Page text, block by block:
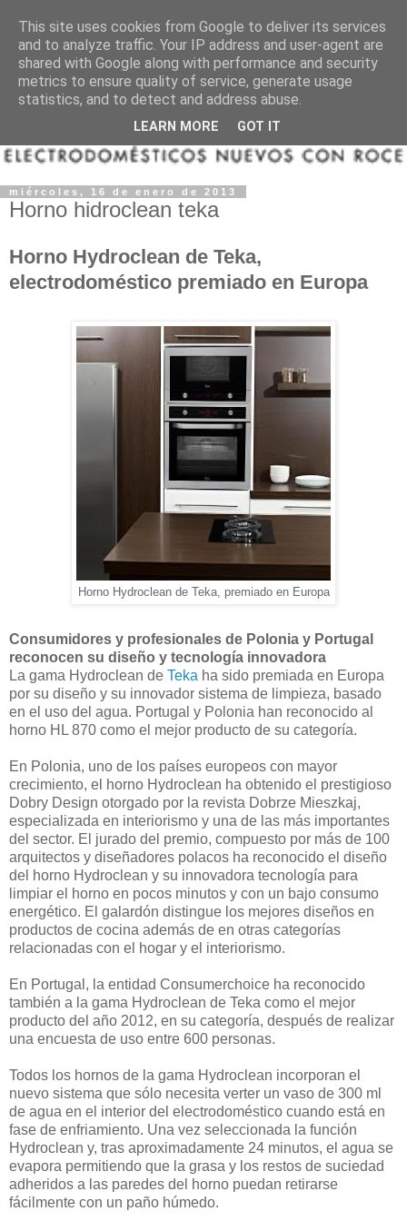
miércoles, 16 de enero de 2013
Horno hidroclean teka
Horno Hydroclean de Teka,
electrodoméstico premiado en Europa
Horno Hydroclean de Teka, premiado en Europa
Consumidores y profesionales de Polonia y Portugal
reconocen su diseño y tecnología innovadora
La gama Hydroclean de Teka ha sido premiada en Europa
por su diseño y su innovador sistema de limpieza, basado
en el uso del agua. Portugal y Polonia han reconocido al
horno HL 870 como el mejor producto de su categoría.
En Polonia, uno de los países europeos con mayor
crecimiento, el horno Hydroclean ha obtenido el prestigioso
Dobry Design otorgado por la revista Dobrze Mieszkaj,
especializada en interiorismo y una de las más importantes
del sector. El jurado del premio, compuesto por más de 100
arquitectos y diseñadores polacos ha reconocido el diseño
del horno Hydroclean y su innovadora tecnología para
limpiar el horno en pocos minutos y con un bajo consumo
energético. El galardón distingue los mejores diseños en
productos de cocina además de en otras categorías
relacionadas con el hogar y el interiorismo.
En Portugal, la entidad Consumerchoice ha reconocido
también a la gama Hydroclean de Teka como el mejor
producto del año 2012, en su categoría, después de realizar
una encuesta de uso entre 600 personas.
Todos los hornos de la gama Hydroclean incorporan el
nuevo sistema que sólo necesita verter un vaso de 300 ml
de agua en el interior del electrodoméstico cuando está en
fase de enfriamiento. Una vez seleccionada la función
Hydroclean y, tras aproximadamente 24 minutos, el agua se
evapora permitiendo que la grasa y los restos de suciedad
adheridos a las paredes del horno puedan retirarse
fácilmente con un paño húmedo.
This site uses cookies from Google to deliver its services
and to analyze traffic. Your IP address and user-agent are
shared with Google along with performance and security
metrics to ensure quality of service, generate usage
statistics, and to detect and address abuse.
LEARN MORE GOT IT